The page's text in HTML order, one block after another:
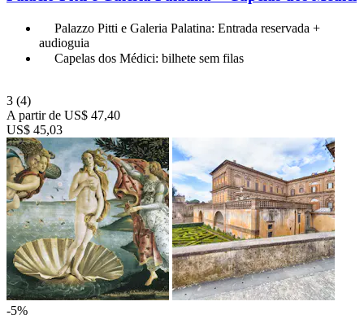
Palazzo Pitti e Galeria Palatina: Entrada reservada +
audioguia
Capelas dos Médici: bilhete sem filas
3 (4)
A partir de US$ 47,40
US$ 45,03
-5%